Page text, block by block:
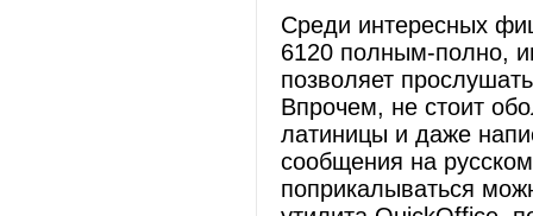
Среди интересных
6120 полным-полно,
позволяет
Впрочем, не стоит
латиницы и даже
сообщения на
поприкалываться